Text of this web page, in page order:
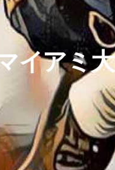
イアミ大